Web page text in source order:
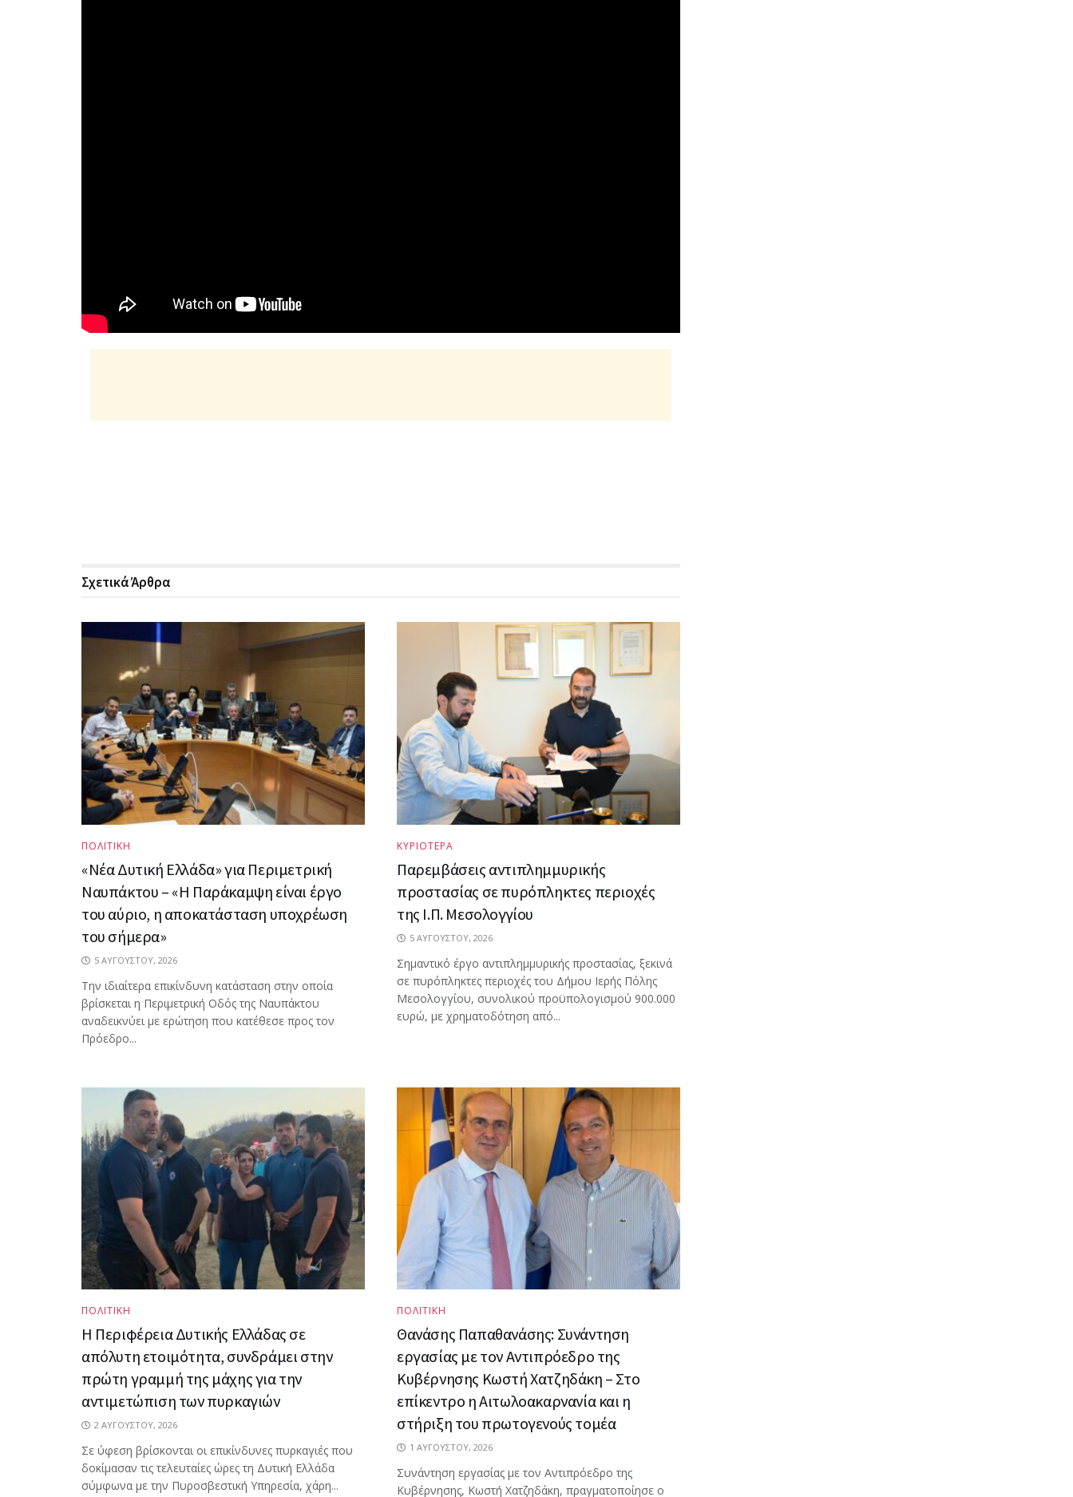
ΣχετικάΆρθρα
ΠΟΛΙΤΙΚΗ
«Νέα Δυτική Ελλάδα» για Περιμετρική
Ναυπάκτου – «Η Παράκαμψη είναι έργο
του αύριο, η αποκατάσταση υποχρέωση
του σήμερα»
5 ΑΥΓΟΎΣΤΟΥ, 2026
Την ιδιαίτερα επικίνδυνη κατάσταση στην οποία
βρίσκεται η Περιμετρική Οδός της Ναυπάκτου
αναδεικνύει με ερώτηση που κατέθεσε προς τον
Πρόεδρο...
ΚΥΡΙΟΤΕΡΑ
Παρεμβάσεις αντιπλημμυρικής
προστασίας σε πυρόπληκτες περιοχές
της Ι.Π. Μεσολογγίου
5 ΑΥΓΟΎΣΤΟΥ, 2026
Σημαντικό έργο αντιπλημμυρικής προστασίας, ξεκινά
σε πυρόπληκτες περιοχές του Δήμου Ιερής Πόλης
Μεσολογγίου, συνολικού προϋπολογισμού 900.000
ευρώ, με χρηματοδότηση από...
ΠΟΛΙΤΙΚΗ
Η Περιφέρεια Δυτικής Ελλάδας σε
απόλυτη ετοιμότητα, συνδράμει στην
πρώτη γραμμή της μάχης για την
αντιμετώπιση των πυρκαγιών
2 ΑΥΓΟΎΣΤΟΥ, 2026
Σε ύφεση βρίσκονται οι επικίνδυνες πυρκαγιές που
δοκίμασαν τις τελευταίες ώρες τη Δυτική Ελλάδα
σύμφωνα με την Πυροσβεστική Υπηρεσία, χάρη...
ΠΟΛΙΤΙΚΗ
Θανάσης Παπαθανάσης: Συνάντηση
εργασίας με τον Αντιπρόεδρο της
Κυβέρνησης Κωστή Χατζηδάκη – Στο
επίκεντρο η Αιτωλοακαρνανία και η
στήριξη του πρωτογενούς τομέα
1 ΑΥΓΟΎΣΤΟΥ, 2026
Συνάντηση εργασίας με τον Αντιπρόεδρο της
Κυβέρνησης, Κωστή Χατζηδάκη, πραγματοποίησε ο